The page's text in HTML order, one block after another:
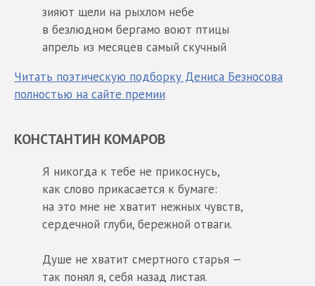
зияют щели на рыхлом небе
в безлюдном бергамо воют птицы
апрель из месяцев самый скучный
Читать поэтическую подборку Дениса Безносова
полностью на сайте премии
КОНСТАНТИН КОМАРОВ
Я никогда к тебе не прикоснусь,
как слово прикасается к бумаге:
на это мне не хватит нежных чувств,
сердечной глуби, бережной отваги.
Душе не хватит смертного старья —
так понял я, себя назад листая.